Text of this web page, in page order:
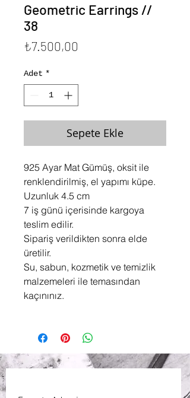
Geometric Earrings //
38
₺7.500,00
Adet *
Sepete Ekle
925 Ayar Mat Gümüş, oksit ile
renklendirilmiş, el yapımı küpe.
Uzunluk 4.5 cm
7 iş günü içerisinde kargoya
teslim edilir.
Sipariş verildikten sonra elde
üretilir.
Su, sabun, kozmetik ve temizlik
malzemeleri ile temasından
kaçınınız.